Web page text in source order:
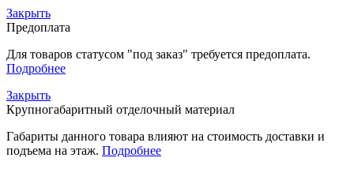
Закрыть
Предоплата
Для товаров статусом "под заказ" требуется предоплата.
Подробнее
Закрыть
Крупногабаритный отделочный материал
Габариты данного товара влияют на стоимость доставки и
подъема на этаж. Подробнее